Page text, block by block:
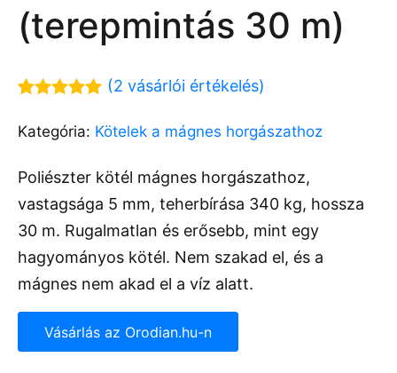
(terepmintás 30 m)
5.00az 5-
ből,
alapján
(2 vásárlói értékelés)
Kategória: Kötelek a mágnes horgászathoz
Poliészter kötél mágnes horgászathoz,
vastagsága 5 mm, teherbírása 340 kg, hossza
30 m. Rugalmatlan és erősebb, mint egy
hagyományos kötél. Nem szakad el, és a
mágnes nem akad el a víz alatt.
Vásárlás az Orodian.hu-n